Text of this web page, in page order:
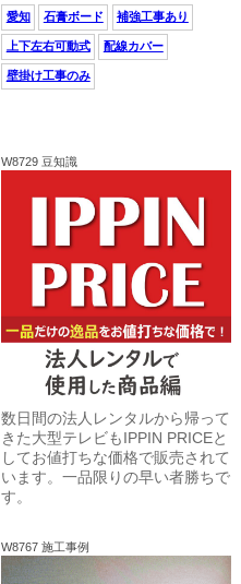
愛知 石膏ボード 補強工事あり
上下左右可動式 配線カバー
壁掛け工事のみ
W8729 豆知識
数日間の法人レンタルから帰って
きた大型テレビもIPPIN PRICEと
してお値打ちな価格で販売されて
います。一品限りの早い者勝ちで
す。
W8767 施工事例